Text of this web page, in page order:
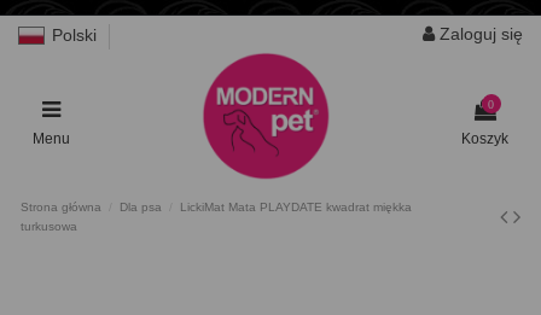
Polski Zaloguj się
Menu
0
Koszyk
Strona główna Dla psa
LickiMat Mata PLAYDATE kwadrat miękka
turkusowa